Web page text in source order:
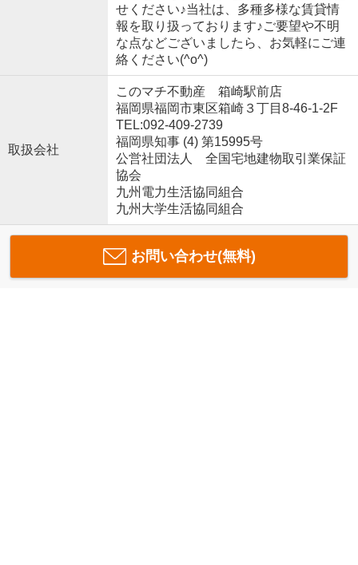
せください♪当社は、多種多様な賃貸情
報を取り扱っております♪ご要望や不明
な点などございましたら、お気軽にご連
絡ください(^o^)
取扱会社
このマチ不動産 箱崎駅前店
福岡県福岡市東区箱崎３丁目8-46-1-2F
TEL:092-409-2739
福岡県知事 (4) 第15995号
公営社団法人 全国宅地建物取引業保証
協会
九州電力生活協同組合
九州大学生活協同組合
お問い合わせ(無料)